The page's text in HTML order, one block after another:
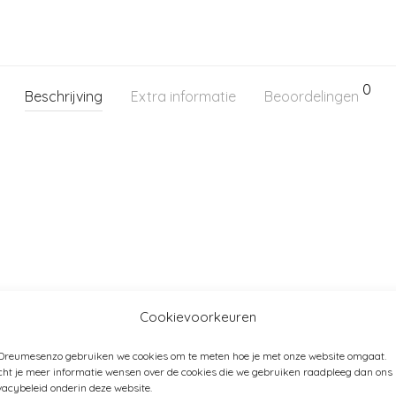
Cookievoorkeuren
gebruiken we cookies om te meten hoe je met onze website omgaat.
je meer informatie wensen over de cookies die we gebruiken raadpleeg dan ons
onderin deze website.
Beschrijving Extra informatie Beoordelingen 0